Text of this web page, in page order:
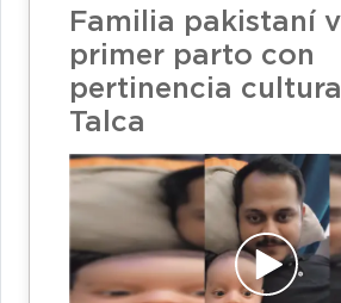
Familia pakistaní
primer parto con
pertinencia
Talca